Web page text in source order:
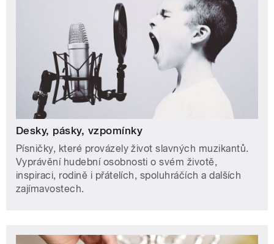
Desky, pásky, vzpomínky
Písničky, které provázely život slavných muzikantů.
Vyprávění hudební osobnosti o svém životě,
inspiraci, rodině i přátelích, spoluhráčích a dalších
zajímavostech.